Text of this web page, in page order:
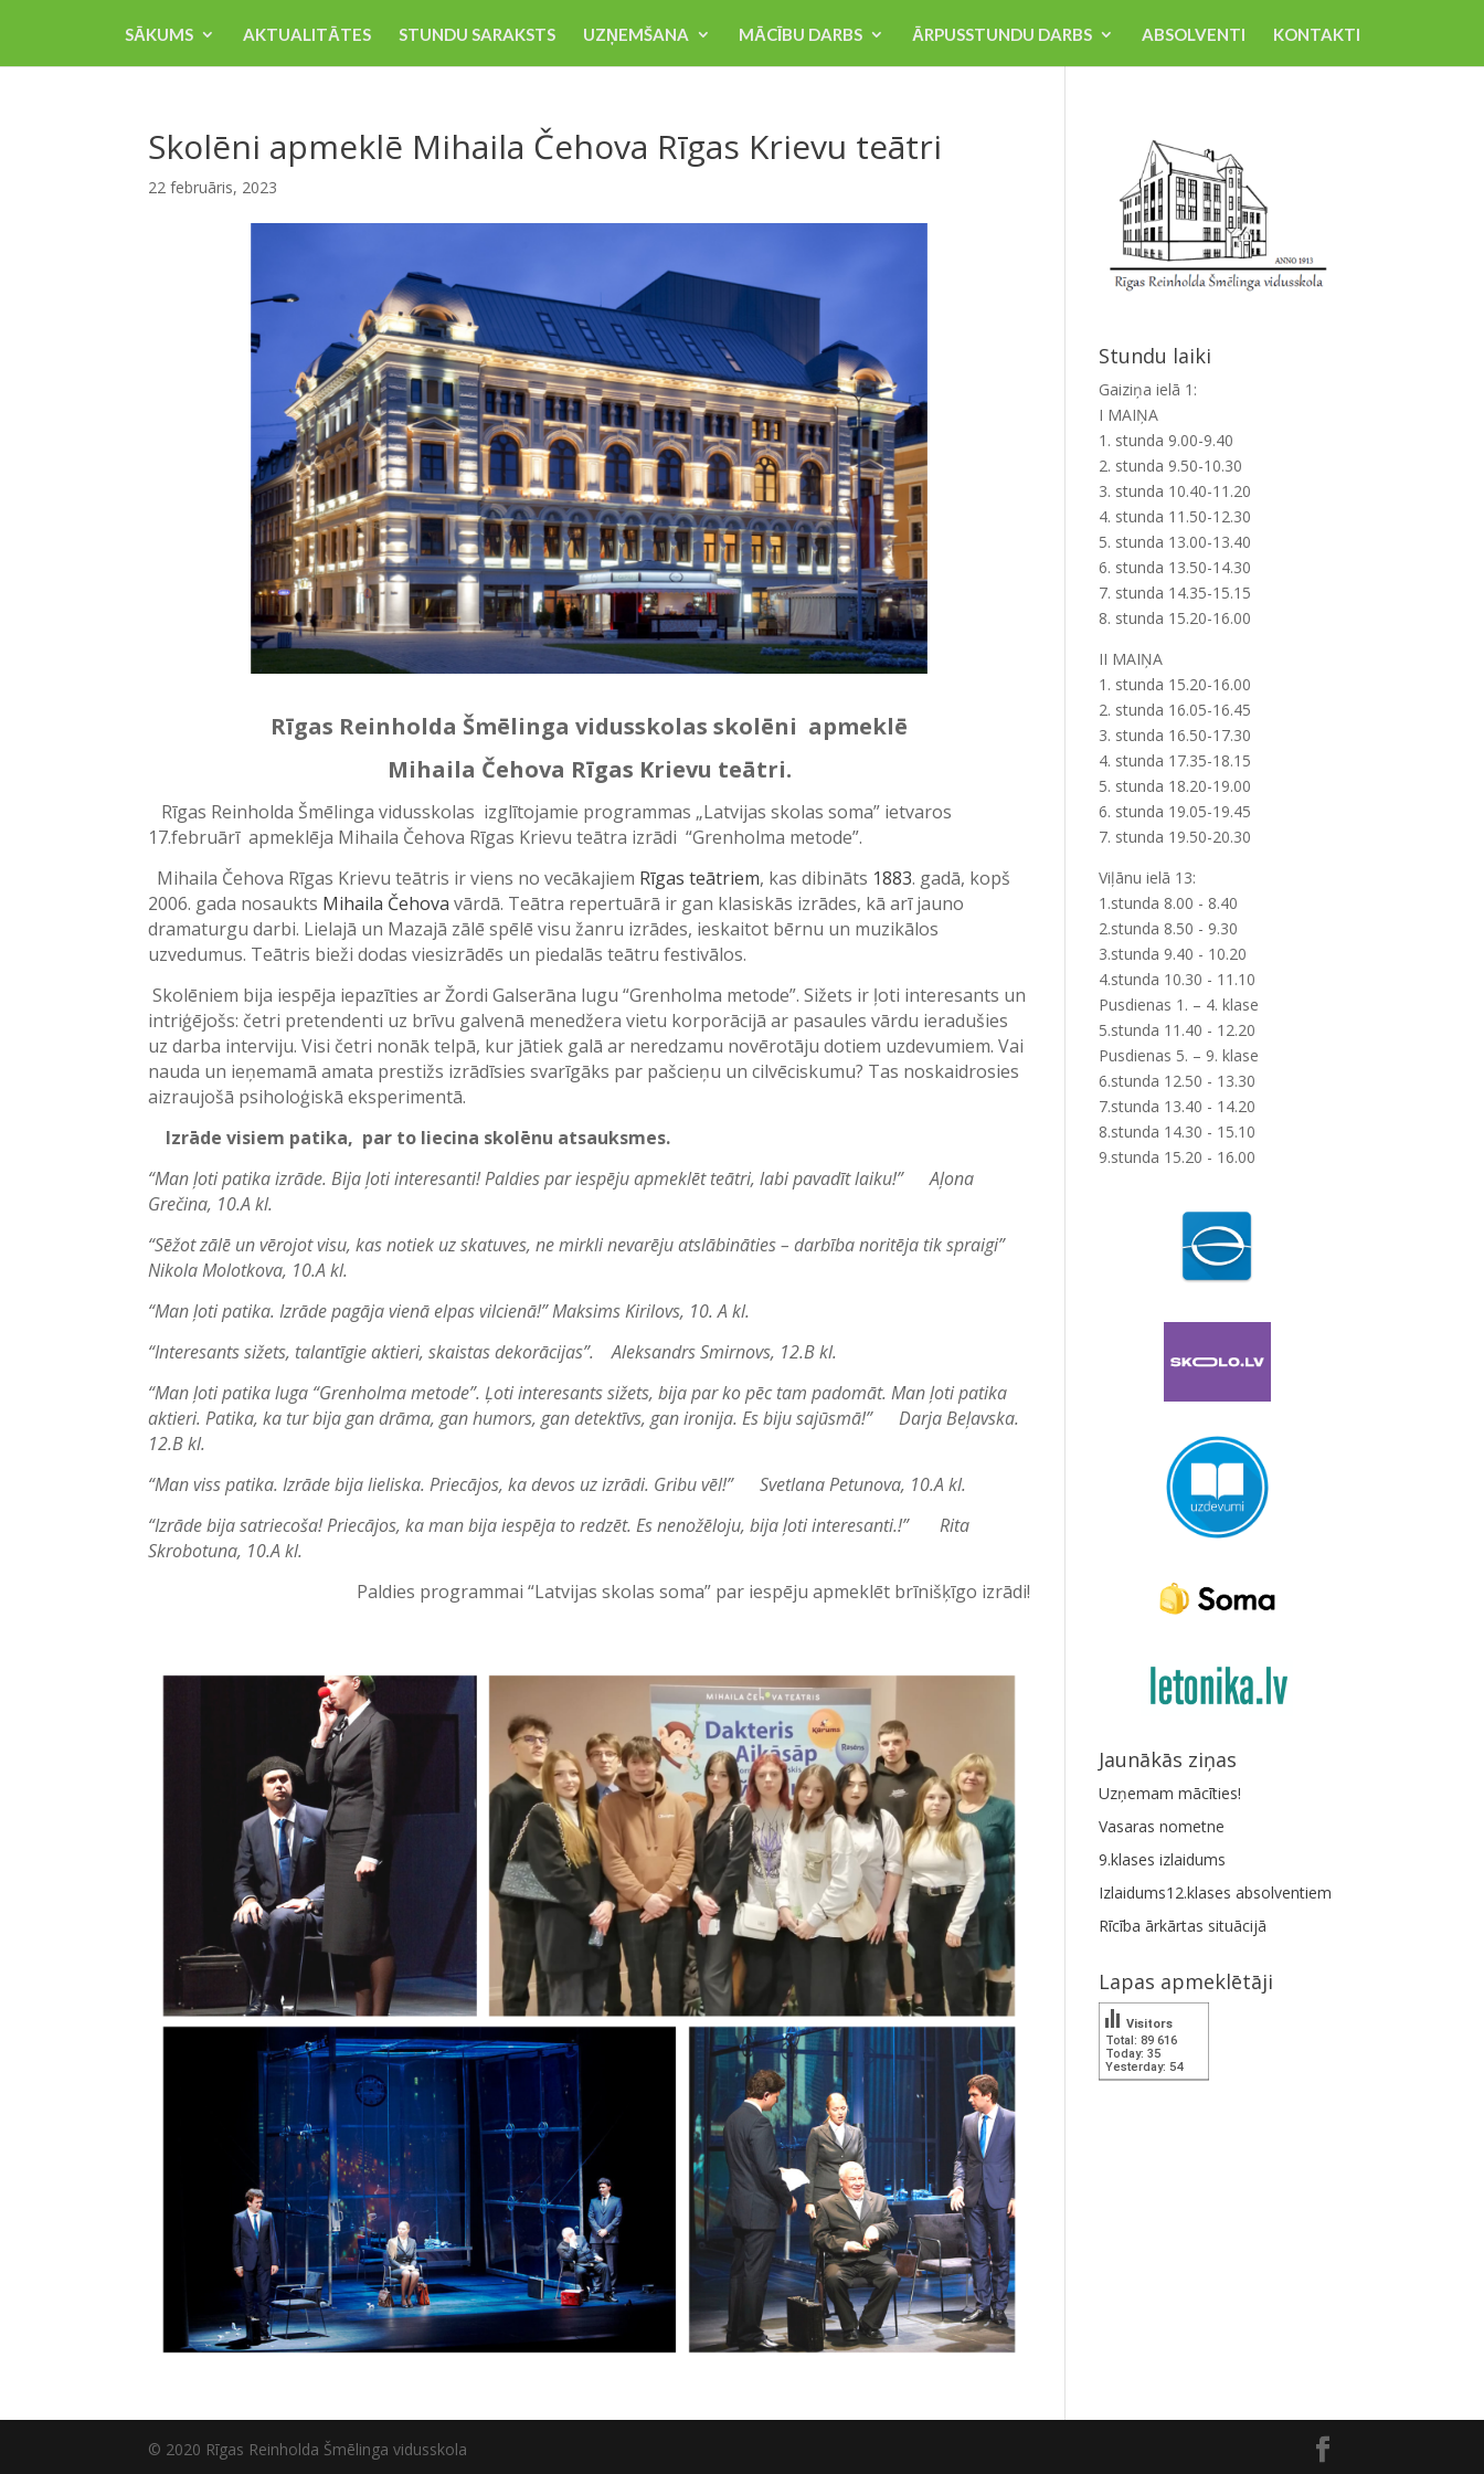
SĀKUMS AKTUALITĀTES STUNDU SARAKSTS UZŅEMŠANA MĀCĪBU DARBS ĀRPUSSTUNDU DARBS ABSOLVENTI KONTAKTI
Skolēni apmeklē Mihaila Čehova Rīgas Krievu teātri
22 februāris, 2023
Rīgas Reinholda Šmēlinga vidusskolas skolēni apmeklē
Mihaila Čehova Rīgas Krievu teātri.
Rīgas Reinholda Šmēlinga vidusskolas izglītojamie programmas „Latvijas skolas soma” ietvaros
17.februārī apmeklēja Mihaila Čehova Rīgas Krievu teātra izrādi “Grenholma metode”.
Mihaila Čehova Rīgas Krievu teātris ir viens no vecākajiem Rīgas teātriem, kas dibināts 1883. gadā, kopš
2006. gada nosaukts Mihaila Čehova vārdā. Teātra repertuārā ir gan klasiskās izrādes, kā arī jauno
dramaturgu darbi. Lielajā un Mazajā zālē spēlē visu žanru izrādes, ieskaitot bērnu un muzikālos
uzvedumus. Teātris bieži dodas viesizrādēs un piedalās teātru festivālos.
Skolēniem bija iespēja iepazīties ar Žordi Galserāna lugu “Grenholma metode”. Sižets ir ļoti interesants un
intriģējošs: četri pretendenti uz brīvu galvenā menedžera vietu korporācijā ar pasaules vārdu ieradušies
uz darba interviju. Visi četri nonāk telpā, kur jātiek galā ar neredzamu novērotāju dotiem uzdevumiem. Vai
nauda un ieņemamā amata prestižs izrādīsies svarīgāks par pašcieņu un cilvēciskumu? Tas noskaidrosies
aizraujošā psiholoģiskā eksperimentā.
Izrāde visiem patika, par to liecina skolēnu atsauksmes.
“Man ļoti patika izrāde. Bija ļoti interesanti! Paldies par iespēju apmeklēt teātri, labi pavadīt laiku!”
Aļona
Grečina, 10.A kl.
“Sēžot zālē un vērojot visu, kas notiek uz skatuves, ne mirkli nevarēju atslābināties – darbība noritēja tik spraigi”
Nikola Molotkova, 10.A kl.
“Man ļoti patika. Izrāde pagāja vienā elpas vilcienā!” Maksims Kirilovs, 10. A kl.
“Interesants sižets, talantīgie aktieri, skaistas dekorācijas”. Aleksandrs Smirnovs, 12.B kl.
“Man ļoti patika luga “Grenholma metode”. Ļoti interesants sižets, bija par ko pēc tam padomāt. Man ļoti patika
aktieri. Patika, ka tur bija gan drāma, gan humors, gan detektīvs, gan ironija. Es biju sajūsmā!”
Darja Beļavska.
12.B kl.
“Man viss patika. Izrāde bija lieliska. Priecājos, ka devos uz izrādi. Gribu vēl!” Svetlana Petunova, 10.A kl.
“Izrāde bija satriecoša! Priecājos, ka man bija iespēja to redzēt. Es nenožēloju, bija ļoti interesanti.!”
Rita
Skrobotuna, 10.A kl.
Paldies programmai “Latvijas skolas soma” par iespēju apmeklēt brīnišķīgo izrādi!
Stundu laiki
Gaiziņa ielā 1:
I MAIŅA
1. stunda 9.00-9.40
2. stunda 9.50-10.30
3. stunda 10.40-11.20
4. stunda 11.50-12.30
5. stunda 13.00-13.40
6. stunda 13.50-14.30
7. stunda 14.35-15.15
8. stunda 15.20-16.00
II MAIŅA
1. stunda 15.20-16.00
2. stunda 16.05-16.45
3. stunda 16.50-17.30
4. stunda 17.35-18.15
5. stunda 18.20-19.00
6. stunda 19.05-19.45
7. stunda 19.50-20.30
Viļānu ielā 13:
1.stunda 8.00 - 8.40
2.stunda 8.50 - 9.30
3.stunda 9.40 - 10.20
4.stunda 10.30 - 11.10
Pusdienas 1. – 4. klase
5.stunda 11.40 - 12.20
Pusdienas 5. – 9. klase
6.stunda 12.50 - 13.30
7.stunda 13.40 - 14.20
8.stunda 14.30 - 15.10
9.stunda 15.20 - 16.00
Jaunākās ziņas
Uzņemam mācīties!
Vasaras nometne
9.klases izlaidums
Izlaidums12.klases absolventiem
Rīcība ārkārtas situācijā
Lapas apmeklētāji
Total: 89 616
Today: 35
Yesterday: 54
Visitors
© 2020 Rīgas Reinholda Šmēlinga vidusskola